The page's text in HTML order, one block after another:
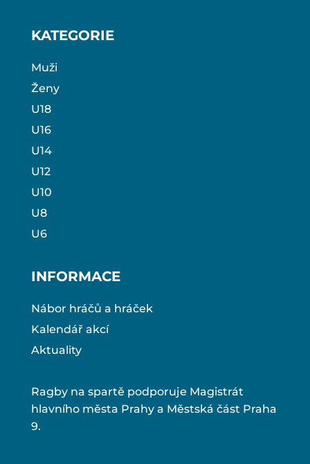
KATEGORIE
Muži
Ženy
U18
U16
U14
U12
U10
U8
U6
INFORMACE
Nábor hráčů a hráček
Kalendář akcí
Aktuality
Ragby na spartě podporuje Magistrát
hlavního města Prahy a Městská část Praha
9.